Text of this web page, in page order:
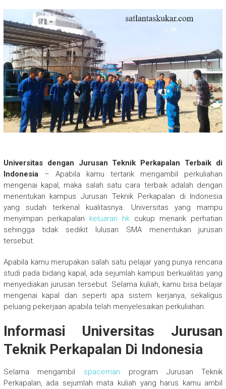
Universitas dengan Jurusan Teknik Perkapalan Terbaik di
Indonesia– Apabila kamu tertarik mengambil perkuliahan
mengenai kapal, maka salah satu cara terbaik adalah dengan
menentukan kampus Jurusan Teknik Perkapalan di Indonesia
yang sudah terkenal kualitasnya. Universitas yang mampu
menyimpan perkapalan keluaran hk cukup menarik perhatian
sehingga tidak sedikit lulusan SMA menentukan jurusan
tersebut.
Apabila kamu merupakan salah satu pelajar yang punya rencana
studi pada bidang kapal, ada sejumlah kampus berkualitas yang
menyediakan jurusan tersebut. Selama kuliah, kamu bisa belajar
mengenai kapal dan seperti apa sistem kerjanya, sekaligus
peluang pekerjaan apabila telah menyelesaikan perkuliahan.
Informasi Universitas Jurusan
Teknik Perkapalan Di Indonesia
Selama mengambil spaceman program Jurusan Teknik
Perkapalan, ada sejumlah mata kuliah yang harus kamu ambil